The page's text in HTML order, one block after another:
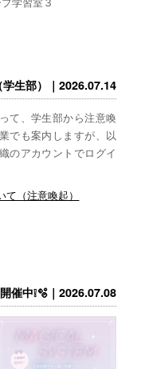
生部）｜2026.07.14
て、学生部から注意喚
でも案内しますが、以
のアカウントでログイ
（注意喚起）
催中❕🫧｜2026.07.08